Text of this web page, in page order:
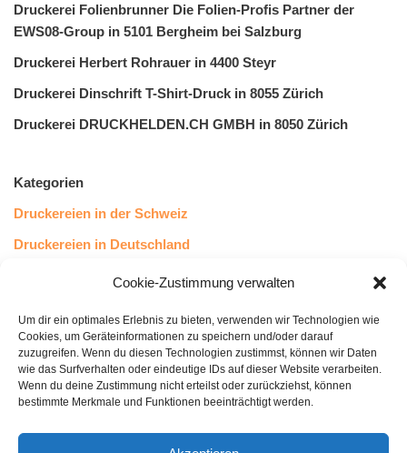
Cookie-Zustimmung verwalten
Um dir ein optimales Erlebnis zu bieten, verwenden wir Technologien wie
Cookies, um Geräteinformationen zu speichern und/oder darauf
zuzugreifen. Wenn du diesen Technologien zustimmst, können wir Daten
wie das Surfverhalten oder eindeutige IDs auf dieser Website verarbeiten.
Wenn du deine Zustimmung nicht erteilst oder zurückziehst, können
bestimmte Merkmale und Funktionen beeinträchtigt werden.
Druckerei Folienbrunner Die Folien-Profis Partner der
EWS08-Group in 5101 Bergheim bei Salzburg
Druckerei Herbert Rohrauer in 4400 Steyr
Druckerei Dinschrift T-Shirt-Druck in 8055 Zürich
Druckerei DRUCKHELDEN.CH GMBH in 8050 Zürich
Kategorien
Druckereien in der Schweiz
Druckereien in Deutschland
Druckereien in Österreich
Kundenstimmen